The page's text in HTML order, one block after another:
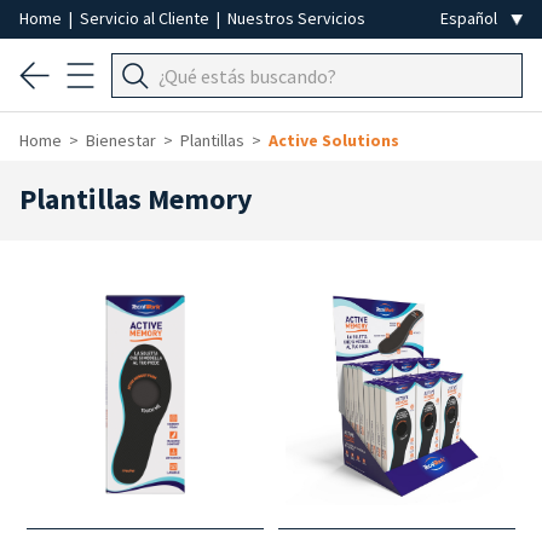
Home | Servicio al Cliente | Nuestros Servicios
Home Bienestar Plantillas Active Solutions
Plantillas Memory